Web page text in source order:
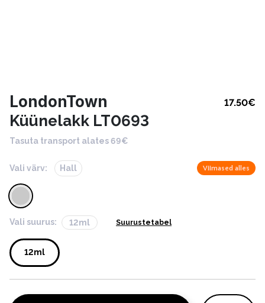
LondonTown 17.50€
Küünelakk LT0693
Tasuta transport alates 69€
Vali värv: Hall Viimased alles
Vali suurus: 12ml Suurustetabel
12ml